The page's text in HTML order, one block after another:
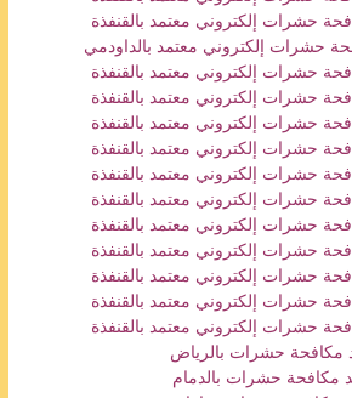
حشرات إلكتروني معتمد بالقنفذة
حشرات إلكتروني معتمد بالداودمي
حشرات إلكتروني معتمد بالقنفذة
حشرات إلكتروني معتمد بالقنفذة
حشرات إلكتروني معتمد بالقنفذة
حشرات إلكتروني معتمد بالقنفذة
حشرات إلكتروني معتمد بالقنفذة
حشرات إلكتروني معتمد بالقنفذة
حشرات إلكتروني معتمد بالقنفذة
حشرات إلكتروني معتمد بالقنفذة
حشرات إلكتروني معتمد بالقنفذة
حشرات إلكتروني معتمد بالقنفذة
حشرات إلكتروني معتمد بالقنفذة
مكافحة حشرات بالرياض
مكافحة حشرات بالدمام